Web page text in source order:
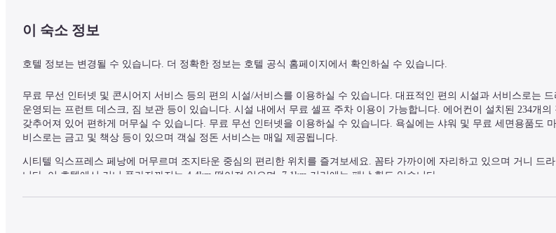
이 숙소 정보
호텔 정보는 변경될 수 있습니다. 더 정확한 정보는 호텔 공식 홈페이지에서 확인하실 수 있습니다.
무료 무선 인터넷 및 콘시어지 서비스 등의 편의 시설/서비스를 이용하실 수 있습니다. 대표적인 편의 시설과 서비스로는
운영되는 프런트 데스크, 짐 보관 등이 있습니다. 시설 내에서 무료 셀프 주차 이용이 가능합니다. 에어컨이 설치된 234개
갖추어져 있어 편하게 머무실 수 있습니다. 무료 무선 인터넷을 이용하실 수 있습니다. 욕실에는 샤워 및 무료 세면용품도
비스로는 금고 및 책상 등이 있으며 객실 정돈 서비스는 매일 제공됩니다.
시티텔 익스프레스 페낭에 머무르며 조지타운 중심의 편리한 위치를 즐겨보세요. 꼼타 가까이에 자리하고 있으며 거니 드
니다. 이 호텔에서 거니 플라자까지는 4.4km 떨어져 있으며, 7.1km 거리에는 페낭 힐도 있습니다.
— 주변 명소 —